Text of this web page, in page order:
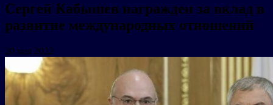
Сергей Кабышев награжден за вклад в
развитие международных отношений
20 мая 2022